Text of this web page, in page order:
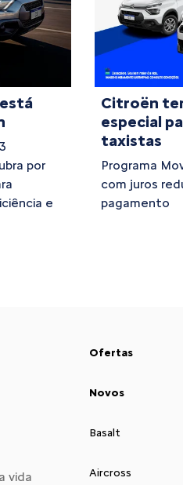
por
e
Citroën
especial
taxistas
Programa
com juros
pagamento
vida
Ofertas
Novos
Basalt
Aircross